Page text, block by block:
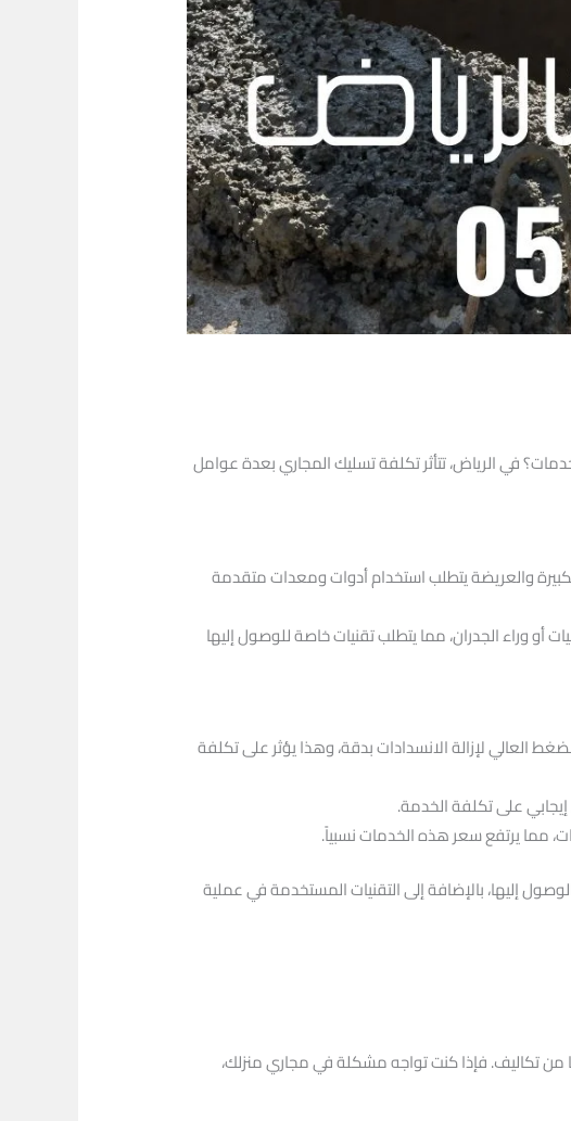
في الرياض، تتأثر تكلفة تسليك المجاري بعدة عوامل
والعريضة يتطلب استخدام أدوات ومعدات متقدمة
وراء الجدران، مما يتطلب تقنيات خاصة للوصول إليها
العالي لإزالة الانسدادات بدقة، وهذا يؤثر على تكلفة
على تكلفة الخدمة.
مما يرتفع سعر هذه الخدمات نسبياً.
إليها، بالإضافة إلى التقنيات المستخدمة في عملية
من تكاليف. فإذا كنت تواجه مشكلة في مجاري منزلك،